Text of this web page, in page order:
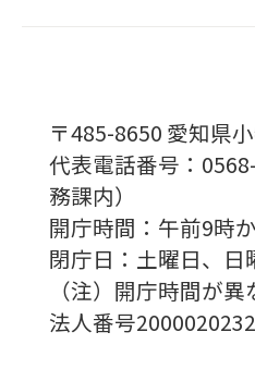
〒485-8650 愛知県
代表電話番号：
務課内）
開庁時間：午前9時
閉庁日：土曜日、
（注）開庁時間が
法人番号